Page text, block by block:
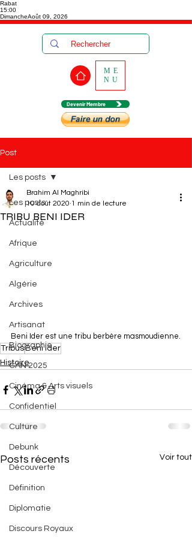
Rabat
15:00
DimancheAoût 09, 2026
Devenir Membre
ME
NU
Post
Les posts
Actualité
Afrique
Agriculture
Algérie
Archives
Artisanat
Biographie
CAN 2025
Cinéma & Arts visuels
Confidentiel
Culture
Debunk
Découverte
Définition
Diplomatie
Discours Royaux
Les posts
TRIBU BENI IDER
Brahim Al Maghribi
10 août 2020 1 min de lecture
Beni Ider est une tribu berbère masmoudienne.
TribusBeni Ider
Histoire
Posts récents Voir tout